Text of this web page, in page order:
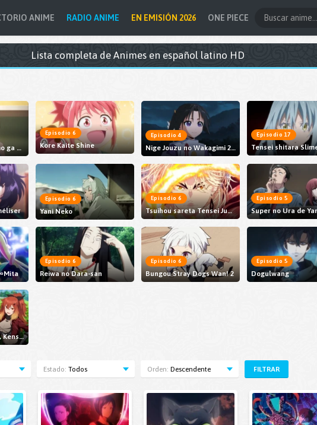
ANIME RADIO ANIME EN EMISIÓN 2026 ONE PIECE
Lista completa de Animes en español latino HD
Uchi no Otouto-domo ga Sumimasen
Episodio 6
Kore Kaite Shine
Episodio 4
Nige Jouzu no Wakagimi 2nd Season
Episodio 17
Episodio 6
Yani Neko
Episodio 6
Tsuihou sareta Tensei Juukishi wa Game Chishiki de Musou suru
Episodio 5
Episodio 6
Reiwa no Dara-san
Episodio 6
Bungou Stray Dogs Wan! 2
Episodio 5
Dogulwang
Katainaka no Ossan, Kensei ni Naru II
Estado: Todos Orden: Descendente FILTRAR